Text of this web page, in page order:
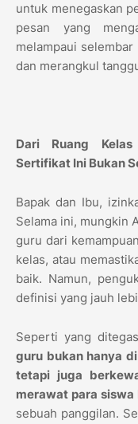
untuk menegaskan
pesan yang
melampaui
dan merangkul
Dari Ruang
Sertifikat Ini Bukan
Bapak dan Ibu,
Selama ini, mungkin
guru dari
kelas, atau
baik. Namun,
definisi yang jauh
Seperti yang
guru bukan hanya
tetapi juga
merawat para siswa
sebuah panggilan.